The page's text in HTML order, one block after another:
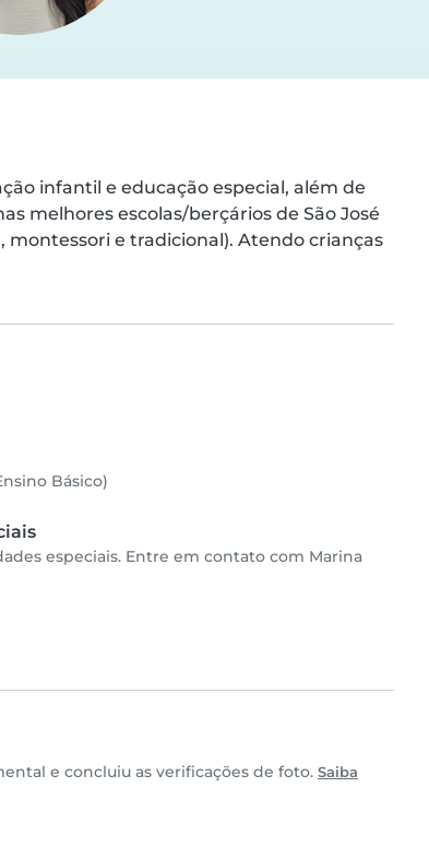
infantil e educação especial, além de
melhores escolas/berçários de São José
e tradicional). Atendo crianças
Básico)
especiais. Entre em contato com Marina
e concluiu as verificações de foto. Saiba